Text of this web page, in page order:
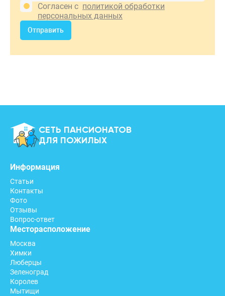
Согласен с политикой обработки
персональных данных
Отправить
СЕТЬ ПАНСИОНАТОВ
ДЛЯ ПОЖИЛЫХ
Информация
Статьи
Контакты
Фото
Отзывы
Вопрос-ответ
Месторасположение
Москва
Химки
Люберцы
Зеленоград
Королев
Мытищи